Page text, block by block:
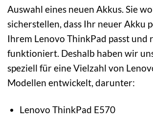
Auswahl eines neuen Akkus. Sie
sicherstellen, dass Ihr neuer Akku
Ihrem Lenovo ThinkPad passt und
funktioniert. Deshalb haben wir
speziell für eine Vielzahl von
Modellen entwickelt, darunter:
Lenovo ThinkPad E570